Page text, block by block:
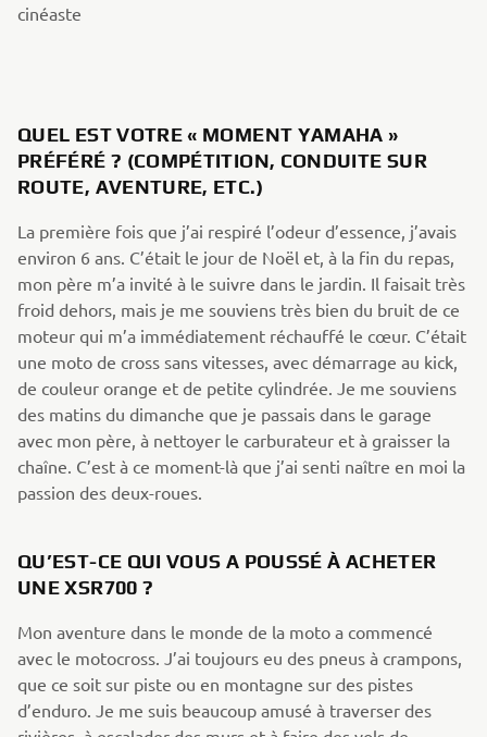
cinéaste
QUEL EST VOTRE « MOMENT YAMAHA »
PRÉFÉRÉ ? (COMPÉTITION, CONDUITE SUR
ROUTE, AVENTURE, ETC.)
La première fois que j’ai respiré l’odeur d’essence, j’avais
environ 6 ans. C’était le jour de Noël et, à la fin du repas,
mon père m’a invité à le suivre dans le jardin. Il faisait très
froid dehors, mais je me souviens très bien du bruit de ce
moteur qui m’a immédiatement réchauffé le cœur. C’était
une moto de cross sans vitesses, avec démarrage au kick,
de couleur orange et de petite cylindrée. Je me souviens
des matins du dimanche que je passais dans le garage
avec mon père, à nettoyer le carburateur et à graisser la
chaîne. C’est à ce moment-là que j’ai senti naître en moi la
passion des deux-roues.
QU’EST-CE QUI VOUS A POUSSÉ À ACHETER
UNE XSR700 ?
Mon aventure dans le monde de la moto a commencé
avec le motocross. J’ai toujours eu des pneus à crampons,
que ce soit sur piste ou en montagne sur des pistes
d’enduro. Je me suis beaucoup amusé à traverser des